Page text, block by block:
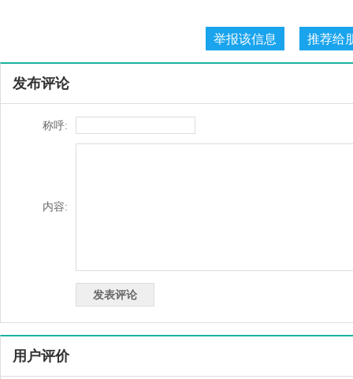
发布评论
称呼:
内容:
用户评价